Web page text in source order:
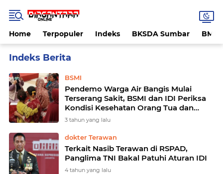
Home Terpopuler Indeks BKSDA Sumbar
BSMI
Pendemo Warga Air Bangis Mulai
Terserang Sakit, BSMI dan IDI Periksa
Kondisi Kesehatan Orang Tua dan
Anak-anak
3 tahun yang lalu
dokter Terawan
Terkait Nasib Terawan di RSPAD,
Panglima TNI Bakal Patuhi Aturan IDI
4 tahun yang lalu